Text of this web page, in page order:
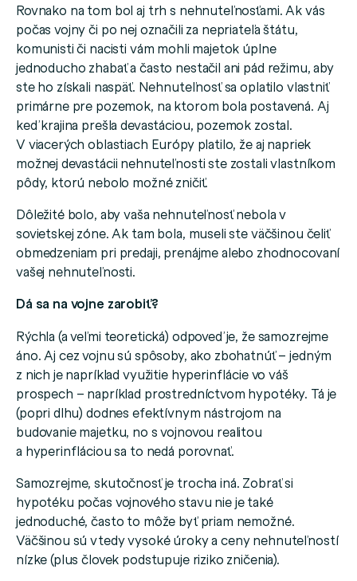
Rovnako na tom bol aj trh s nehnuteľnosťami. Ak vás
počas vojny či po nej označili za nepriateľa štátu,
komunisti či nacisti vám mohli majetok úplne
jednoducho zhabať a často nestačil ani pád režimu, aby
ste ho získali naspäť. Nehnuteľnosť sa oplatilo vlastniť
primárne pre pozemok, na ktorom bola postavená. Aj
keď krajina prešla devastáciou, pozemok zostal.
V viacerých oblastiach Európy platilo, že aj napriek
možnej devastácii nehnuteľnosti ste zostali vlastníkom
pôdy, ktorú nebolo možné zničiť.
Dôležité bolo, aby vaša nehnuteľnosť nebola v
sovietskej zóne. Ak tam bola, museli ste väčšinou čeliť
obmedzeniam pri predaji, prenájme alebo zhodnocovaní
vašej nehnuteľnosti.
Dá sa na vojne zarobiť?
Rýchla (a veľmi teoretická) odpoveď je, že samozrejme
áno.Aj cez vojnu sú spôsoby, ako zbohatnúť – jedným
z nich je napríklad využitie hyperinflácie vo váš
prospech – napríklad prostredníctvom hypotéky. Tá je
(popri dlhu) dodnes efektívnym nástrojom na
budovanie majetku, no s vojnovou realitou
a hyperinfláciou sa to nedá porovnať.
Samozrejme, skutočnosť je trocha iná. Zobrať si
hypotéku počas vojnového stavu nie je také
jednoduché, často to môže byť priam nemožné.
Väčšinou sú vtedy vysoké úroky a ceny nehnuteľností
nízke (plus človek podstupuje riziko zničenia).